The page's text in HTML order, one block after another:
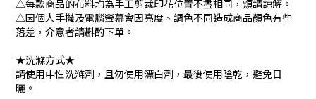
△每款商品的布料均為手工剪裁印花位置不盡相同，煩請諒解。
△因個人手機及電腦螢幕會因亮度、調色不同造成商品顏色有些
落差，介意者請斟酌下單。
★洗滌方式★
請使用中性洗滌劑，且勿使用漂白劑，最後使用陰乾，避免日
曬。